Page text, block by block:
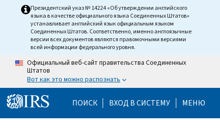
Skip to main content
Президентский указ № 14224 «Об утверждении английского
языка в качестве официального языка Соединенных Штатов»
устанавливает английский язык официальным языком
Соединенных Штатов. Соответственно, именно англоязычные
версии всех документов являются правомочными версиями
всей информации федерального уровня.
Официальный веб-сайт правительства Соединенных
Штатов
Вот как это можно распознать
ПОИСК Help Menu Mobile
ВХОД В СИСТЕМУ МЕНЮ